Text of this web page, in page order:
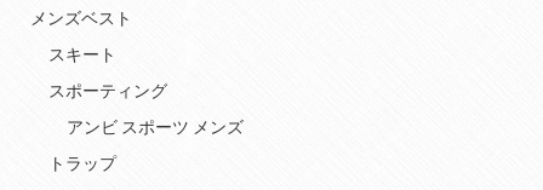
メンズベスト
スキート
スポーティング
アンビ スポーツ メンズ
トラップ